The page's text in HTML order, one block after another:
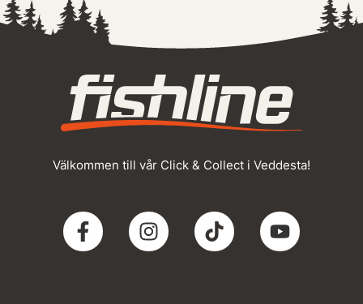
Välkommen till vår Click & Collect i Veddesta!